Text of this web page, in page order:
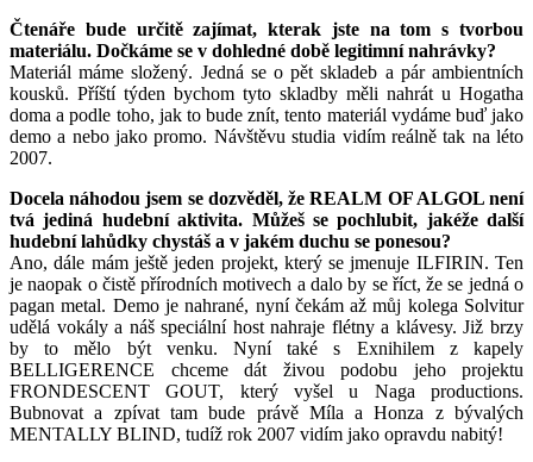
Čtenáře bude určitě zajímat, kterak jste na tom s tvorbou
materiálu. Dočkáme se v dohledné době legitimní nahrávky?
Materiál máme složený. Jedná se o pět skladeb a pár ambientních
kousků. Příští týden bychom tyto skladby měli nahrát u Hogatha
doma a podle toho, jak to bude znít, tento materiál vydáme buď jako
demo a nebo jako promo. Návštěvu studia vidím reálně tak na léto
2007.
Docela náhodou jsem se dozvěděl, že REALM OF ALGOL není
tvá jediná hudební aktivita. Můžeš se pochlubit, jakéže další
hudební lahůdky chystáš a v jakém duchu se ponesou?
Ano, dále mám ještě jeden projekt, který se jmenuje ILFIRIN. Ten
je naopak o čistě přírodních motivech a dalo by se říct, že se jedná o
pagan metal. Demo je nahrané, nyní čekám až můj kolega Solvitur
udělá vokály a náš speciální host nahraje flétny a klávesy. Již brzy
by to mělo být venku. Nyní také s Exnihilem z kapely
BELLIGERENCE chceme dát živou podobu jeho projektu
FRONDESCENT GOUT, který vyšel u Naga productions.
Bubnovat a zpívat tam bude právě Míla a Honza z bývalých
MENTALLY BLIND, tudíž rok 2007 vidím jako opravdu nabitý!